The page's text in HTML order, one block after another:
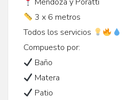
3 x 6 metros
Todos los servicios
Compuesto por:
Baño
Matera
Patio